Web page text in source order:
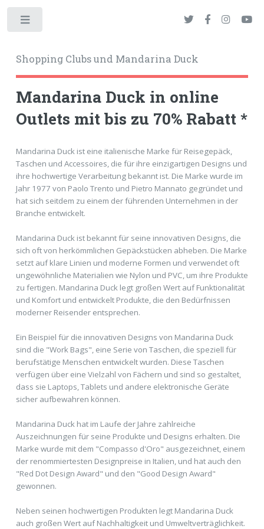
Shopping Clubs und Mandarina Duck
Mandarina Duck in online
Outlets mit bis zu 70% Rabatt *
Mandarina Duck ist eine italienische Marke für Reisegepäck,
Taschen und Accessoires, die für ihre einzigartigen Designs und
ihre hochwertige Verarbeitung bekannt ist. Die Marke wurde im
Jahr 1977 von Paolo Trento und Pietro Mannato gegründet und
hat sich seitdem zu einem der führenden Unternehmen in der
Branche entwickelt.
Mandarina Duck ist bekannt für seine innovativen Designs, die
sich oft von herkömmlichen Gepäckstücken abheben. Die Marke
setzt auf klare Linien und moderne Formen und verwendet oft
ungewöhnliche Materialien wie Nylon und PVC, um ihre Produkte
zu fertigen. Mandarina Duck legt großen Wert auf Funktionalität
und Komfort und entwickelt Produkte, die den Bedürfnissen
moderner Reisender entsprechen.
Ein Beispiel für die innovativen Designs von Mandarina Duck
sind die "Work Bags", eine Serie von Taschen, die speziell für
berufstätige Menschen entwickelt wurden. Diese Taschen
verfügen über eine Vielzahl von Fächern und sind so gestaltet,
dass sie Laptops, Tablets und andere elektronische Geräte
sicher aufbewahren können.
Mandarina Duck hat im Laufe der Jahre zahlreiche
Auszeichnungen für seine Produkte und Designs erhalten. Die
Marke wurde mit dem "Compasso d'Oro" ausgezeichnet, einem
der renommiertesten Designpreise in Italien, und hat auch den
"Red Dot Design Award" und den "Good Design Award"
gewonnen.
Neben seinen hochwertigen Produkten legt Mandarina Duck
auch großen Wert auf Nachhaltigkeit und Umweltverträglichkeit.